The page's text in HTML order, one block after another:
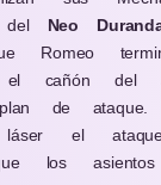
del Neo
Romeo
cañón del
de
láser el
que los